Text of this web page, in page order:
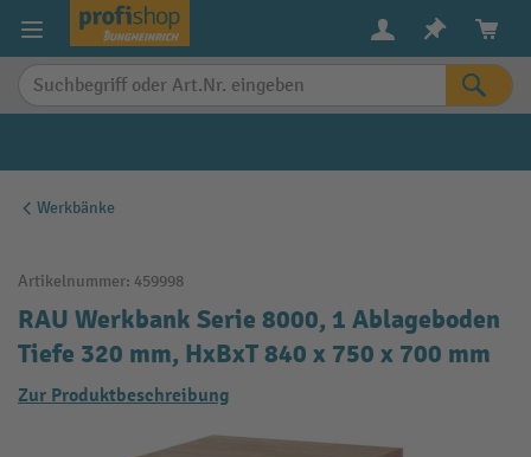
springen
Werkbänke
Artikelnummer: 459998
RAU Werkbank Serie 8000, 1 Ablageboden
Tiefe 320 mm, HxBxT 840 x 750 x 700 mm
Zur Produktbeschreibung